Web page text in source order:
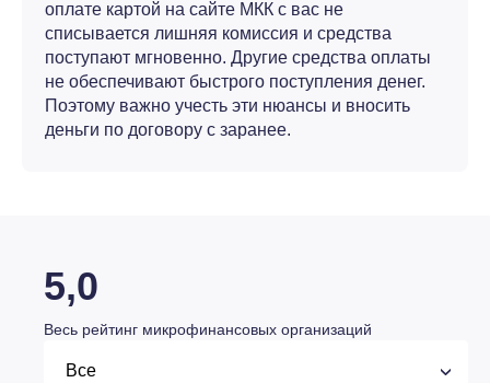
оплате картой на сайте МКК с вас не
списывается лишняя комиссия и средства
поступают мгновенно. Другие средства оплаты
не обеспечивают быстрого поступления денег.
Поэтому важно учесть эти нюансы и вносить
деньги по договору с заранее.
5,0
Весь рейтинг микрофинансовых организаций